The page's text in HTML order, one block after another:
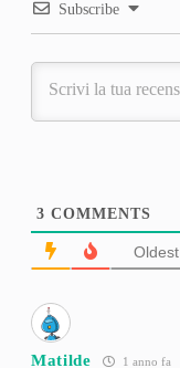
Subscribe
3 COMMENTS
Oldest
Matilde 1 anno fa